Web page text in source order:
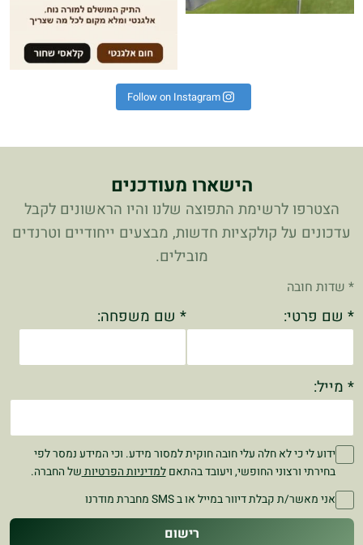
Follow on Instagram
הישארו מעודכנים
הצטרפו לרשימת התפוצה שלנו והיו הראשונים לקבל
עדכונים על קולקציות חדשות, מבצעים ייחודיים וטרנדים
מובילים.
* שדות חובה
* שם פרטי: * שם משפחה:
* מייל:
ידוע לי כי לא חלה עלי חובה חוקית למסור מידע. וכי המידע נמסר לפי
בחירתי ורצוני החופשי, ויעובד בהתאםלמדיניות הפרטיותשל החברה.
אני מאשר/ת קבלת דיוור במייל או ב SMS מחברת מודרנו
רישום